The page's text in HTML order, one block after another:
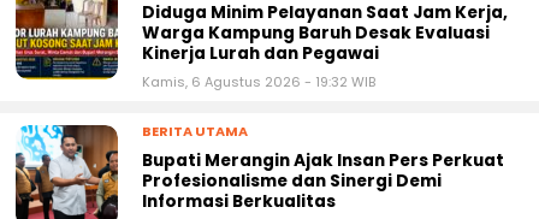
Diduga Minim Pelayanan Saat Jam Kerja,
Warga Kampung Baruh Desak Evaluasi
Kinerja Lurah dan Pegawai
Kamis, 6 Agustus 2026 - 19:32 WIB
BERITA UTAMA
Bupati Merangin Ajak Insan Pers Perkuat
Profesionalisme dan Sinergi Demi
Informasi Berkualitas